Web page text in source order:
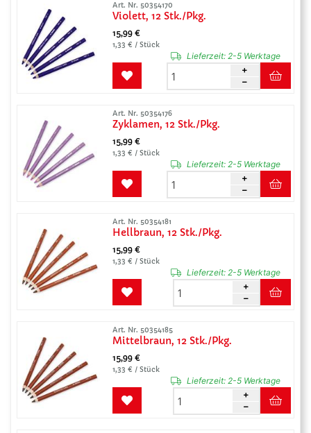
Art. Nr. 50354170
Violett, 12 Stk./Pkg.
15,99 €
1,33 € / Stück
Lieferzeit:2-5 Werktage
Art. Nr. 50354176
Zyklamen, 12 Stk./Pkg.
15,99 €
1,33 € / Stück
Lieferzeit:2-5 Werktage
Art. Nr. 50354181
Hellbraun, 12 Stk./Pkg.
15,99 €
1,33 € / Stück
Lieferzeit:2-5 Werktage
Art. Nr. 50354185
Mittelbraun, 12 Stk./Pkg.
15,99 €
1,33 € / Stück
Lieferzeit:2-5 Werktage